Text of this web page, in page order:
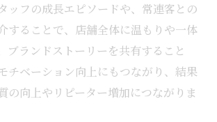
ッフの成長エピソードや、常連客との
することで、店舗全体に温もりや一体
ブランドストーリーを共有すること
チベーション向上にもつながり、結果
の向上やリピーター増加につながりま